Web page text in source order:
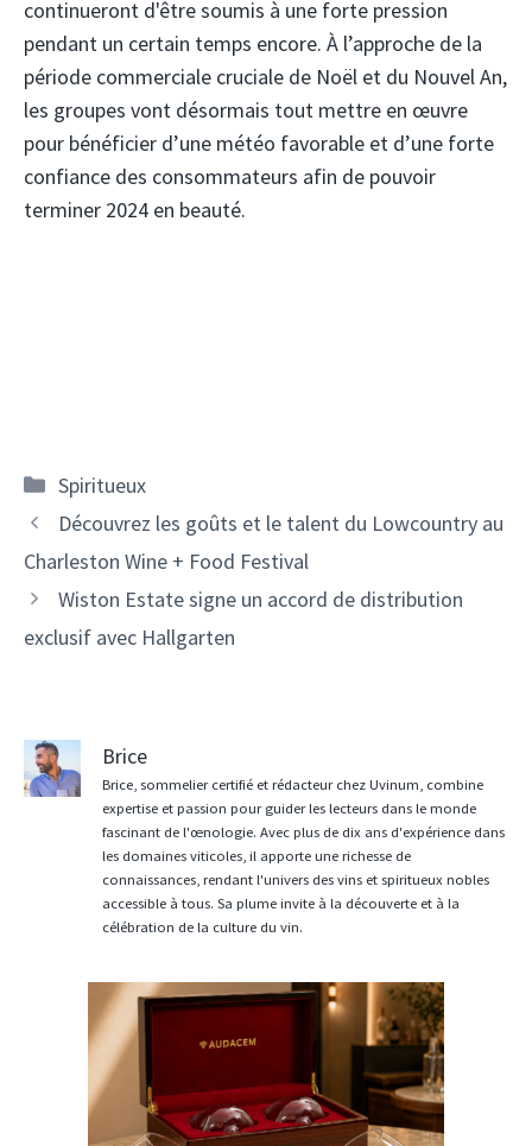
continueront d'être soumis à une forte pression
pendant un certain temps encore. À l’approche de la
période commerciale cruciale de Noël et du Nouvel An,
les groupes vont désormais tout mettre en œuvre
pour bénéficier d’une météo favorable et d’une forte
confiance des consommateurs afin de pouvoir
terminer 2024 en beauté.
Catégories
Spiritueux
Navigation
des
Découvrez les goûts et le talent du Lowcountry au
Charleston Wine + Food Festival
Wiston Estate signe un accord de distribution
exclusif avec Hallgarten
Brice
Brice, sommelier certifié et rédacteur chez Uvinum, combine
expertise et passion pour guider les lecteurs dans le monde
fascinant de l'œnologie. Avec plus de dix ans d'expérience dans
les domaines viticoles, il apporte une richesse de
connaissances, rendant l'univers des vins et spiritueux nobles
accessible à tous. Sa plume invite à la découverte et à la
célébration de la culture du vin.